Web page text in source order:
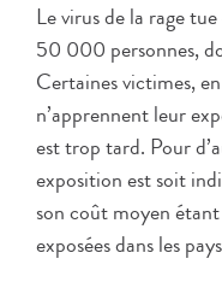
Le virus de la rage
50 000 personnes,
Certaines victimes,
n’apprennent leur
est trop tard. Pour
exposition est soit
son coût moyen
exposées dans les